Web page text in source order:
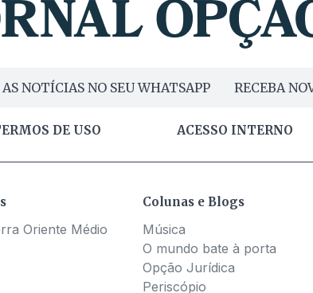
NOTÍCIAS NO SEU WHATSAPP RECEBA
DE USO ACESSO INTERNO
Oriente Médio
Colunas e Blogs
Música
O mundo bate à porta
Opção Jurídica
Periscópio